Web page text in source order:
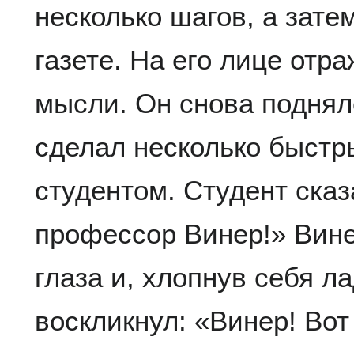
несколько шагов, а
газете. На его лице
мысли. Он снова
сделал несколько
студентом. Студент
профессор Винер!»
глаза и, хлопнув себя
воскликнул: «Винер!